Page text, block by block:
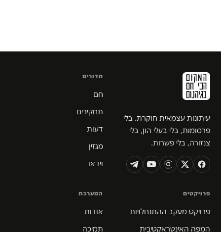
עיתונות עצמאית חוקרת. בלי
פרסומות, בלי בעלי הון, בלי
צנזורה, בלי פשרות.
מדורים
חם
תחקירים
דעות
מגזין
וידאו
פרויקטים
פרויקט מעקב ההתנחלויות
המפה האינטראקטיבית
המערכת
אודות
תמיכה